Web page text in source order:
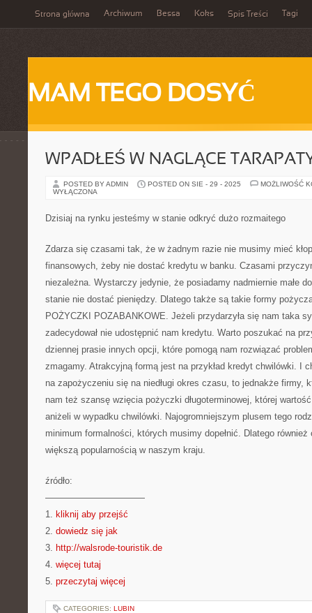
Strona główna Archiwum Bessa Koks Spis Treści Tagi
MAM TEGO DOSYĆ
WPADŁEŚ W NAGLĄCE
POSTED BY ADMIN POSTED ON SIE - 29 - 2025
MOŻLIWOŚĆ
WYŁĄCZONA
Dzisiaj na rynku jesteśmy w stanie odkryć dużo rozmaitego
Zdarza się czasami tak, że w żadnym razie nie musimy mieć
finansowych, żeby nie dostać kredytu w banku. Czasami
niezależna. Wystarczy jedynie, że posiadamy nadmiernie małe
stanie nie dostać pieniędzy. Dlatego także są takie formy
POŻYCZKI POZABANKOWE. Jeżeli przydarzyła się nam taka
zadecydował nie udostępnić nam kredytu. Warto poszukać na
dziennej prasie innych opcji, które pomogą nam rozwiązać
zmagamy. Atrakcyjną formą jest na przykład kredyt chwilówki. I
na zapożyczeniu się na niedługi okres czasu, to jednakże firmy,
nam też szansę wzięcia pożyczki długoterminowej, której
aniżeli w wypadku chwilówki. Najogromniejszym plusem tego
minimum formalności, których musimy dopełnić. Dlatego
większą popularnością w naszym kraju.
źródło:
———————————
1. kliknij aby przejść
2. dowiedz się jak
3. http://walsrode-touristik.de
4. więcej tutaj
5. przeczytaj więcej
CATEGORIES: LUBIN